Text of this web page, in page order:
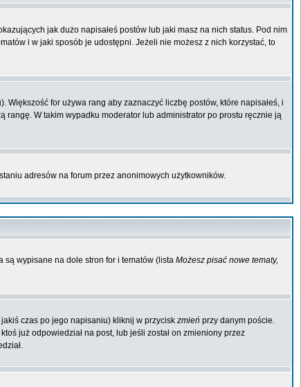
jak dużo napisałeś postów lub jaki masz na nich status. Pod nim
i w jaki sposób je udostępni. Jeżeli nie możesz z nich korzystać, to
for używa rang aby zaznaczyć liczbę postów, które napisałeś, i
rangę. W takim wypadku moderator lub administrator po prostu ręcznie ją
adresów na forum przez anonimowych użytkowników.
są wypisane na dole stron for i tematów (lista Możesz pisać nowe tematy,
czas po jego napisaniu) kliknij w przycisk zmień przy danym poście.
już odpowiedział na post, lub jeśli został on zmieniony przez